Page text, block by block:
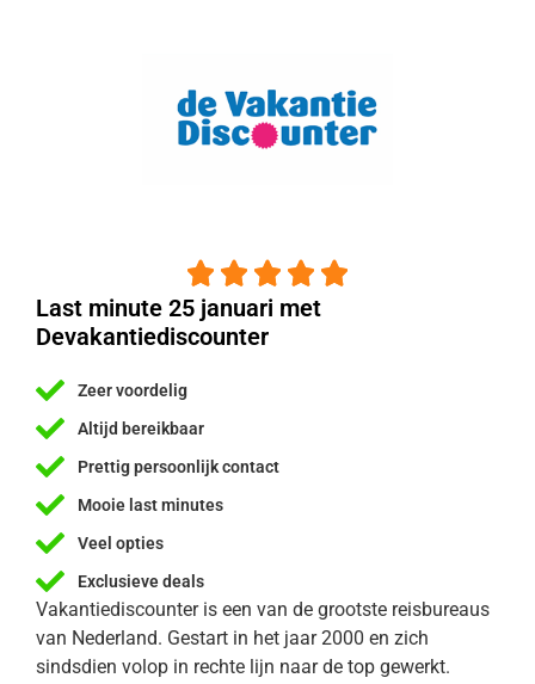
    
Last minute 25 januari met
Devakantiediscounter
Zeer voordelig
Altijd bereikbaar
Prettig persoonlijk contact
Mooie last minutes
Veel opties
Exclusieve deals
Vakantiediscounter is een van de grootste reisbureaus
van Nederland. Gestart in het jaar 2000 en zich
sindsdien volop in rechte lijn naar de top gewerkt.